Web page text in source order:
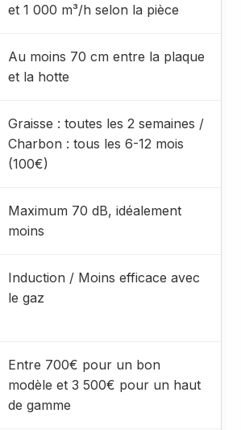
et 1 000 m³/h selon la pièce
Au moins 70 cm entre la plaque
et la hotte
Graisse : toutes les 2 semaines /
Charbon : tous les 6-12 mois
(100€)
Maximum 70 dB, idéalement
moins
Induction / Moins efficace avec
le gaz
Entre 700€ pour un bon
modèle et 3 500€ pour un haut
de gamme